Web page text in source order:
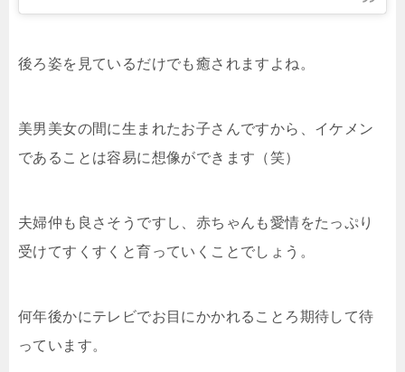
後ろ姿を見ているだけでも癒されますよね。
美男美女の間に生まれたお子さんですから、イケメン
であることは容易に想像ができます（笑）
夫婦仲も良さそうですし、赤ちゃんも愛情をたっぷり
受けてすくすくと育っていくことでしょう。
何年後かにテレビでお目にかかれることろ期待して待
っています。